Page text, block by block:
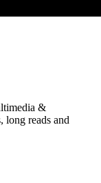
&
long reads and